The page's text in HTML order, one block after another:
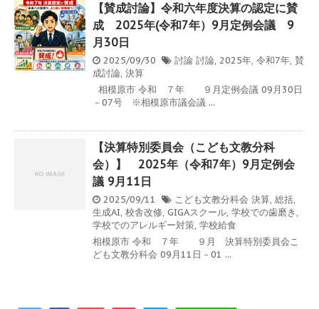
【賛成討論】令和六年度決算の認定に賛
成 2025年(令和7年）9月定例会議 9
月30日
2025/09/30 討論 討論, 2025年, 令和7年, 賛
成討論, 決算
相模原市 令和 ７年 ９月定例会議 09月30日
－07号 ※相模原市議会議 ...
【決算特別委員会（こども文教分科
会）】 2025年（令和7年）9月定例会
議 9月11日
2025/09/11 こども文教分科会 決算, 総括,
生成AI, 校舎改修, GIGAスクール, 学校での歯磨き ,
学校でのアレルギー対策, 学校給食
相模原市 令和 ７年 ９月 決算特別委員会こ
ども文教分科会 09月11日－01 ...